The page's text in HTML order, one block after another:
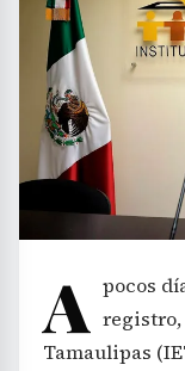
A pocos
Tamaulipas